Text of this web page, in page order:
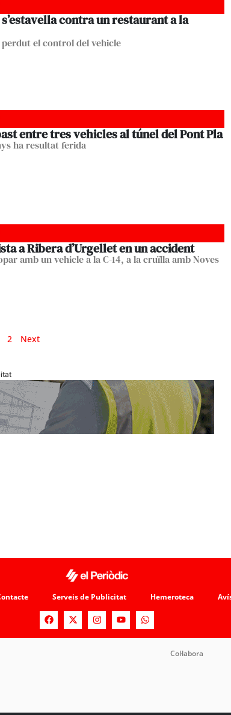
contra un restaurant a la
el control del vehicle
entre tres vehicles al túnel del Pont Pla
ha resultat ferida
a Ribera d’Urgellet en un accident
amb un vehicle a la C-14, a la cruïlla amb Noves
2 Next
Serveis de Publicitat Hemeroteca
Col·labora